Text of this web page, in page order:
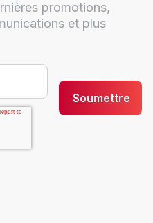
promotions,
et plus